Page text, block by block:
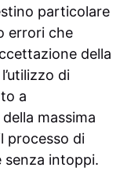
particolare
errori che
della
di
a
massima
processo di
senza intoppi.